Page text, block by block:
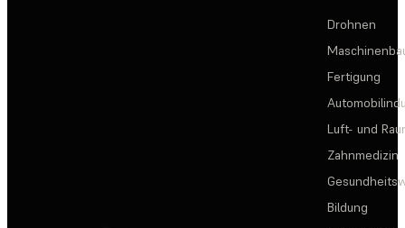
Drohnen
Fertigung
Luft- und
Zahnmedizin
Bildung